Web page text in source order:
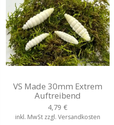
VS Made 30mm Extrem
Auftreibend
4,79 €
inkl. MwSt zzgl. Versandkosten